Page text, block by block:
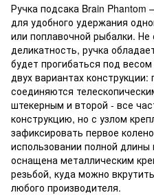
Ручка подсака Brain Phantom
для удобного удержания
или поплавочной рыбалки.
деликатность, ручка
будет прогибаться под
двух вариантах
соединяются
штекерным и второй - все
конструкцию, но с узлом
зафиксировать первое
использовании полной длины
оснащена металлическим
резьбой, куда можно
любого производителя.